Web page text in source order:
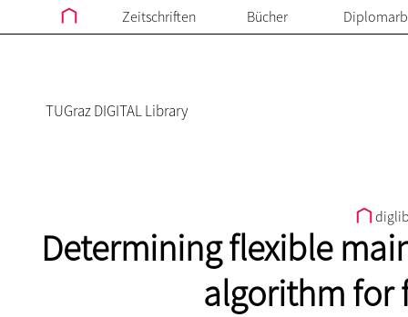
Zeitschriften Bücher
TUGraz DIGITAL Library
Determining flexible
algorithm for